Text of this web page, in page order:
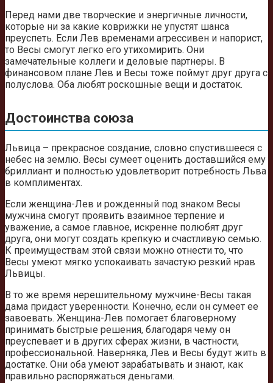
Перед нами две творческие и энергичные личности,
которые ни за какие коврижки не упустят шанса
преуспеть. Если Лев временами агрессивен и напорист,
то Весы смогут легко его утихомирить. Они
замечательные коллеги и деловые партнеры. В
финансовом плане Лев и Весы тоже поймут друг друга с
полуслова. Оба любят роскошные вещи и достаток.
Достоинства союза
Львица – прекрасное создание, словно спустившееся с
небес на землю. Весы сумеет оценить доставшийся ему
бриллиант и полностью удовлетворит потребность Льва
в комплиментах.
Если женщина-Лев и рожденный под знаком Весы
мужчина смогут проявить взаимное терпение и
уважение, а самое главное, искренне полюбят друг
друга, они могут создать крепкую и счастливую семью.
К преимуществам этой связи можно отнести то, что
Весы умеют мягко успокаивать зачастую резкий нрав
Львицы.
В то же время нерешительному мужчине-Весы такая
дама придаст уверенности. Конечно, если он сумеет ее
завоевать. Женщина-Лев помогает благоверному
принимать быстрые решения, благодаря чему он
преуспевает и в других сферах жизни, в частности,
профессиональной. Наверняка, Лев и Весы будут жить в
достатке. Они оба умеют зарабатывать и знают, как
правильно распоряжаться деньгами.